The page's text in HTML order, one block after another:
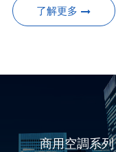
了解更多
商用空調系列